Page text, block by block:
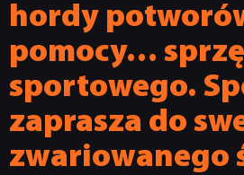
hordy
pomocy…
sportowego.
zaprasza do
zwariowanego